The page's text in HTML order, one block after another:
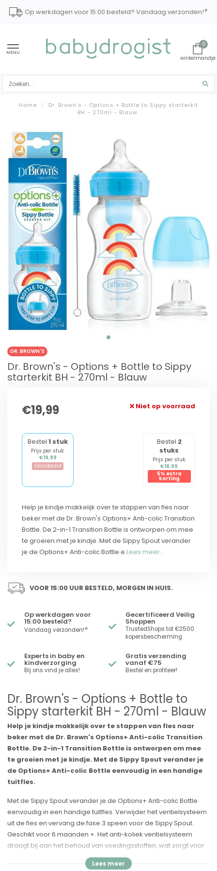
Op werkdagen voor 15:00 besteld? Vandaag verzonden!*
MENU
0
Home /
Dr. Brown's - Options + Bottle to Sippy starterkit
BH - 270ml - Blauw
DR. BROWN'S
Dr. Brown's - Options + Bottle to Sippy
starterkit BH - 270ml - Blauw
€19,99 Niet op voorraad
Bestel 1 stuk
Prijs per stuk:
€19,99
Standaard
Bestel 2
stuks
Prijs per stuk:
€18,99
5% extra
korting
Help je kindje makkelijk over te stappen van fles naar
beker met de Dr. Brown's Options+ Anti-colic Transition
Bottle. De 2-in-1 Transition Bottle is ontworpen om mee
te groeien met je kindje. Met de Sippy Spout verander
je de Options+ Anti-colic Bottle e Lees meer..
VOOR 15:00 UUR BESTELD, MORGEN IN HUIS.
Op werkdagen voor
15:00 besteld?
Vandaag verzonden!*
Gecertificeerd Veilig
Shoppen
TrustedShops tot €2500
kopersbescherming
Experts in baby en
kindverzorging
Bij ons vind je alles!
Gratis verzending
vanaf €75
Bestel en profiteer!
Dr. Brown's - Options + Bottle to
Sippy starterkit BH - 270ml - Blauw
Help je kindje makkelijk over te stappen van fles naar
beker met de Dr. Brown's Options+ Anti-colic Transition
Bottle. De 2-in-1 Transition Bottle is ontworpen om mee
te groeien met je kindje. Met de Sippy Spout verander je
de Options+ Anti-colic Bottle eenvoudig in een handige
tuitfles.
Met de Sippy Spout verander je de Options+ Anti-colic Bottle
eenvoudig in een handige tuitfles. Verwijder het ventielsysteem
uit de fles en vervang de fase 3 speen voor de Sippy Spout.
Geschikt voor 6 maanden +. Het anti-koliek ventielsysteem
draagt bij aan het behoud van voedingsstoffen, wat zorgt voor
een betere spijsvertering en zodoende voor een betere
nachtrust. De combinatie van fles, speen en ventielsysteem